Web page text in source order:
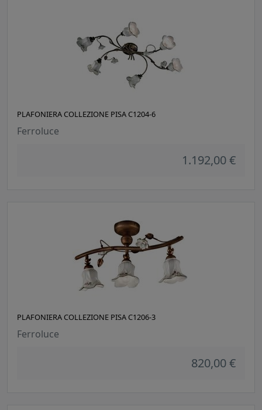
PLAFONIERA COLLEZIONE PISA C1204-6
Ferroluce
1.192,00 €
PLAFONIERA COLLEZIONE PISA C1206-3
Ferroluce
820,00 €